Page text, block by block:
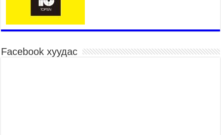
2026 оны 7 сар 15 / 11 цаг 30 минут
үргэлжилж байна
Төв цэнгэлдэх орчмын цэвэрлэгээ, үйлчилгээнд
Facebook хуудас